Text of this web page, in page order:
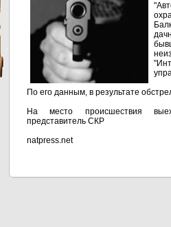
По его данным, в результате
На место происшествия
представитель СКР
natpress.net